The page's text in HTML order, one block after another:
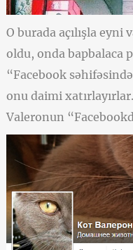
O burada açılışla eyni
oldu, onda bapbalaca
“Facebook
onu daimi
Valeronun